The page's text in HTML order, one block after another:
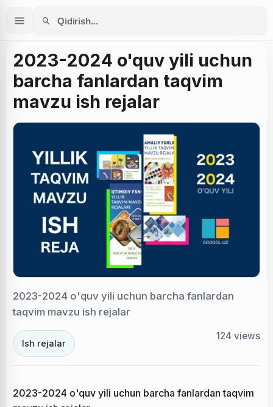
2023-2024 o'quv yili uchun
barcha fanlardan taqvim
mavzu ish rejalar
2023-2024 o'quv yili uchun barcha fanlardan
taqvim mavzu ish rejalar
Ish rejalar
124 views
2023-2024 o'quv yili uchun barcha fanlardan taqvim